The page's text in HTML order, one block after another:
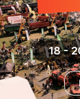
18 -